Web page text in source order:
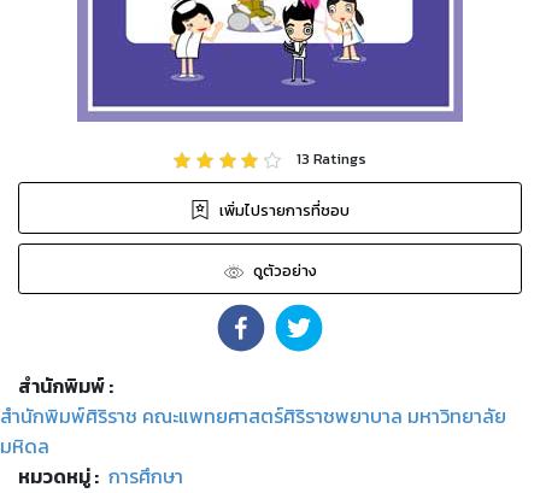
13 Ratings
เพิ่มไปรายการที่ชอบ
ดูตัวอย่าง
สำนักพิมพ์:
สำนักพิมพ์ศิริราช คณะแพทยศาสตร์ศิริราชพยาบาล มหาวิทยาลัย
มหิดล
หมวดหมู่: การศึกษา